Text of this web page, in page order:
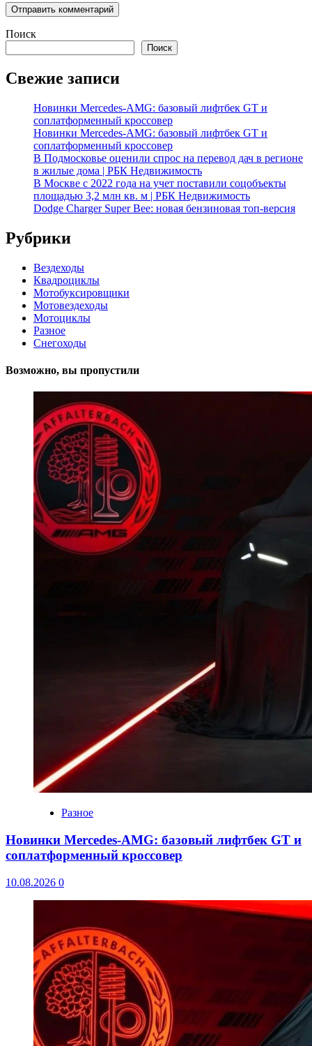
Поиск
Поиск
Свежие записи
Новинки Mercedes-AMG: базовый лифтбек GT и
соплатформенный кроссовер
Новинки Mercedes-AMG: базовый лифтбек GT и
соплатформенный кроссовер
В Подмосковье оценили спрос на перевод дач в регионе
в жилые дома | РБК Недвижимость
В Москве с 2022 года на учет поставили соцобъекты
площадью 3,2 млн кв. м | РБК Недвижимость
Dodge Charger Super Bee: новая бензиновая топ-версия
Рубрики
Вездеходы
Квадроциклы
Мотобуксировщики
Мотовездеходы
Мотоциклы
Разное
Снегоходы
Возможно, вы пропустили
Разное
Новинки Mercedes-AMG: базовый лифтбек GT и
соплатформенный кроссовер
10.08.2026 0